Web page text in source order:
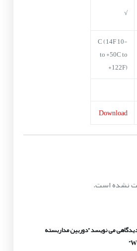
√
-10 C (14F
to +50C to
+122F)
Download
نشده است.
می نویسد “دوربین مداربسته